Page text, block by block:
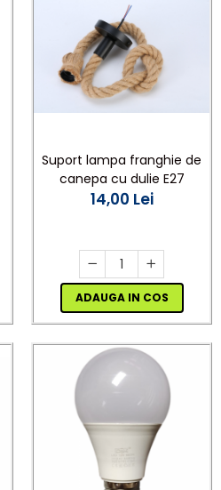
Suport lampa franghie de
canepa cu dulie E27
14,00 Lei
ADAUGA IN COS